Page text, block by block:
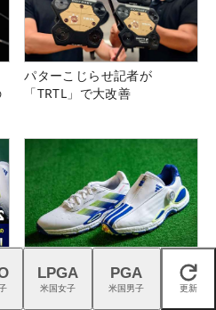
パターこじらせ記者が
「TRTL」で大改善
アディダス『コードカオス
27』は強烈な蹴りでパワーを
閉じる
LPGA
米国女子
PGA
米国男子 更新